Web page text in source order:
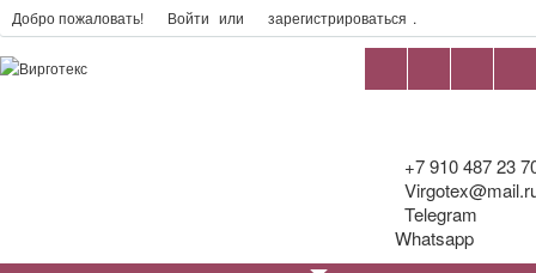
Добро пожаловать! Войти или зарегистрироваться .
+7 910 487 23
Telegram
Whatsapp